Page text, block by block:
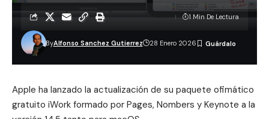
ByAlfonso Sanchez Gutierrez 28 Enero 2026
1 Min De Lectura
Apple ha lanzado la actualización de su paquete ofimático
gratuito iWork formado por Pages, Nombers y Keynote a la